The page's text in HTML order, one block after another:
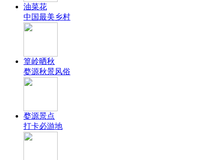
油菜花
中国最美乡村
篁岭晒秋
婺源秋景风俗
婺源景点
打卡必游地